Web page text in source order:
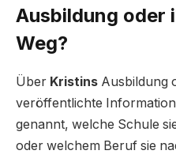
Ausbildung oder
Weg?
Über Kristins Ausbildung
veröffentlichte
genannt, welche Schule
oder welchem Beruf sie